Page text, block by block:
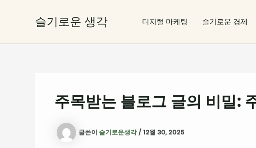
슬기로운 생각 디지털 마케팅 슬기로운 경제
주목받는 블로그 글의 비밀:
글쓴이 슬기로운생각/12월 30, 2025